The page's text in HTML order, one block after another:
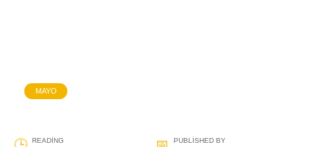
MAYO
READING PUBLISHED BY